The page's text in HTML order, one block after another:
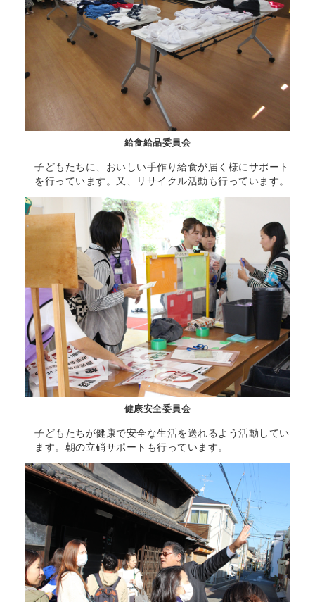
給食給品委員会
子どもたちに、おいしい手作り給食が届く様にサポート
を行っています。又、リサイクル活動も行っています。
健康安全委員会
子どもたちが健康で安全な生活を送れるよう活動してい
ます。朝の立硝サポートも行っています。